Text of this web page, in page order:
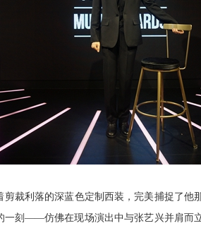
剪裁利落的深蓝色定制西装，完美捕捉了他
一刻——仿佛在现场演出中与张艺兴并肩而